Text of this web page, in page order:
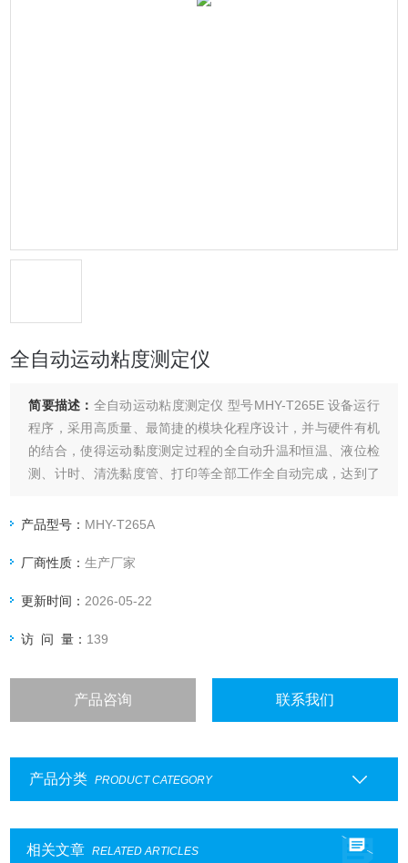
全自动运动粘度测定仪
简要描述： 全自动运动粘度测定仪 型号MHY-T265E 设备运行
程序，采用高质量、最简捷的模块化程序设计，并与硬件有机
的结合，使得运动黏度测定过程的全自动升温和恒温、液位检
测、计时、清洗黏度管、打印等全部工作全自动完成，达到了
产品型号： MHY-T265A
厂商性质：生产厂家
更新时间： 2026-05-22
访 问 量： 139
产品咨询 联系我们
产品分类 PRODUCT CATEGORY
相关文章 RELATED ARTICLES